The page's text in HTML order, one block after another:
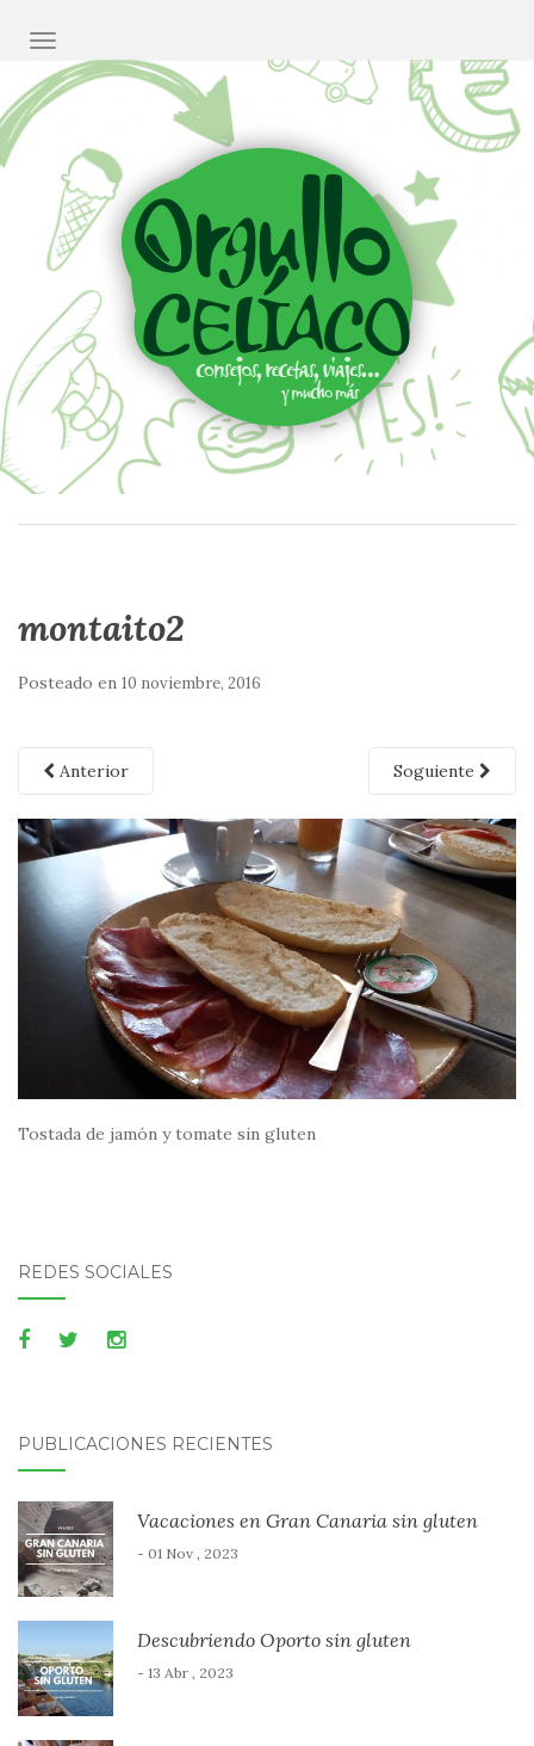
CAMBIAR NAVEGACIÓN
montaito2
Posteado en 10 noviembre, 2016
Anterior Soguiente
Tostada de jamón y tomate sin gluten
REDES SOCIALES
PUBLICACIONES RECIENTES
Vacaciones en Gran Canaria sin gluten
- 01 Nov , 2023
Descubriendo Oporto sin gluten
- 13 Abr , 2023